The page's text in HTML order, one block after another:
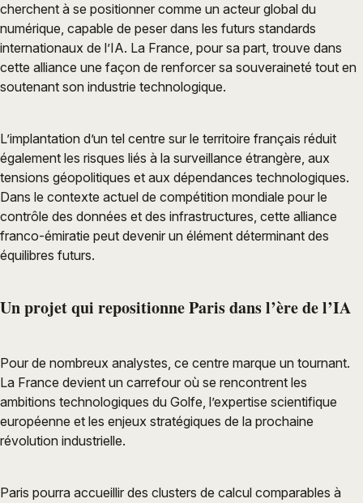
cherchent à se positionner comme un acteur global du
numérique, capable de peser dans les futurs standards
internationaux de l’IA. La France, pour sa part, trouve dans
cette alliance une façon de renforcer sa souveraineté tout en
soutenant son industrie technologique.
L’implantation d’un tel centre sur le territoire français réduit
également les risques liés à la surveillance étrangère, aux
tensions géopolitiques et aux dépendances technologiques.
Dans le contexte actuel de compétition mondiale pour le
contrôle des données et des infrastructures, cette alliance
franco-émiratie peut devenir un élément déterminant des
équilibres futurs.
Un projet qui repositionne Paris dans l’ère de l’IA
Pour de nombreux analystes, ce centre marque un tournant.
La France devient un carrefour où se rencontrent les
ambitions technologiques du Golfe, l’expertise scientifique
européenne et les enjeux stratégiques de la prochaine
révolution industrielle.
Paris pourra accueillir des clusters de calcul comparables à